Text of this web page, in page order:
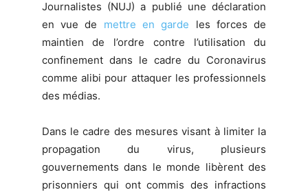
Journalistes (NUJ) a publié une déclaration
en vue de mettre en garde les forces de
maintien de l’ordre contre l’utilisation du
confinement dans le cadre du Coronavirus
comme alibi pour attaquer les professionnels
des médias.
Dans le cadre des mesures visant à limiter la
propagation du virus, plusieurs
gouvernements dans le monde libèrent des
prisonniers qui ont commis des infractions